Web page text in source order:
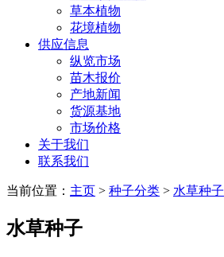
草本植物
花境植物
供应信息
纵览市场
苗木报价
产地新闻
货源基地
市场价格
关于我们
联系我们
当前位置： 主页 > 种子分类 > 水草种子
水草种子